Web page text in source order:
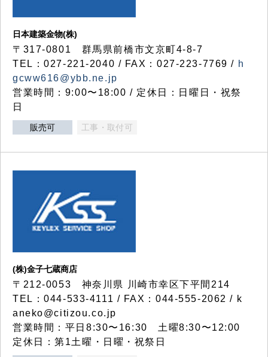
日本建築金物(株)
〒317‐0801 群馬県前橋市文京町4-8-7
TEL：027-221-2040 / FAX：027-223-7769 / h
gcww616@ybb.ne.jp
営業時間：9:00〜18:00 / 定休日：日曜日・祝祭
日
販売可 工事・取付可
(株)金子七蔵商店
〒212-0053 神奈川県 川崎市幸区下平間214
TEL：044-533-4111 / FAX：044-555-2062 / k
aneko@citizou.co.jp
営業時間：平日8:30〜16:30 土曜8:30〜12:00
定休日：第1土曜・日曜・祝祭日